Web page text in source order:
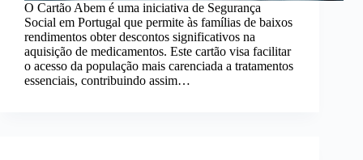
O Cartão Abem é uma iniciativa de Segurança
Social em Portugal que permite às famílias de baixos
rendimentos obter descontos significativos na
aquisição de medicamentos. Este cartão visa facilitar
o acesso da população mais carenciada a tratamentos
essenciais, contribuindo assim…